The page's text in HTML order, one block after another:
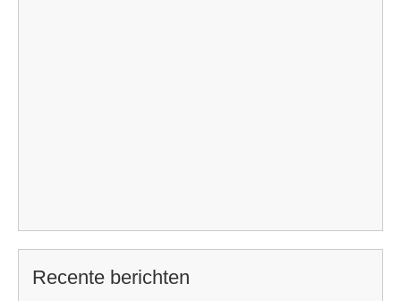
Recente berichten